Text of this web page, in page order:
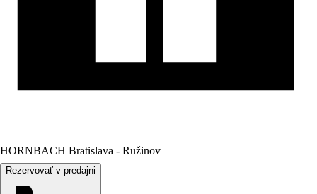
HORNBACH Bratislava - Ružinov
Rezervovať v predajni